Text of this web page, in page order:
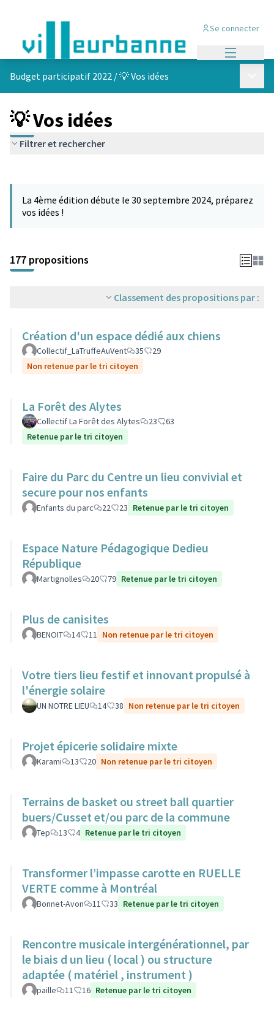
Se connecter
Budget participatif 2022 /💡 Vos idées
💡 Vos idées
Filtrer et rechercher
−
La 4ème édition débute le 30 septembre 2024, préparez
vos idées !
177 propositions
Classement des propositions par :
Création d'un espace dédié aux chiens
Collectif_LaTruffeAuVent 35
29
Non retenue par le tri citoyen
La Forêt des Alytes
Collectif La Forêt des Alytes 23
63
Retenue par le tri citoyen
Faire du Parc du Centre un lieu convivial et
secure pour nos enfants
Enfants du parc 22 23 Retenue par le tri citoyen
Espace Nature Pédagogique Dedieu
République
Martignolles 20 79 Retenue par le tri citoyen
Plus de canisites
BENOIT 14 11 Non retenue par le tri citoyen
Votre tiers lieu festif et innovant propulsé à
l'énergie solaire
UN NOTRE LIEU 14 38 Non retenue par le tri citoyen
Projet épicerie solidaire mixte
Karami 13 20 Non retenue par le tri citoyen
Terrains de basket ou street ball quartier
buers/Cusset et/ou parc de la commune
Tep 13 4 Retenue par le tri citoyen
Transformer l’impasse carotte en RUELLE
VERTE comme à Montréal
Bonnet-Avon 11 33 Retenue par le tri citoyen
Rencontre musicale intergénérationnel, par
le biais d un lieu ( local ) ou structure
adaptée ( matériel , instrument )
paille 11 16 Retenue par le tri citoyen